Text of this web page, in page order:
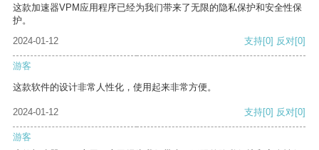
这款加速器VPM应用程序已经为我们带来了无限的隐私保护和安全性保
护。
2024-01-12
支持[0] 反对[0]
游客
这款软件的设计非常人性化，使用起来非常方便。
2024-01-12 支持[0] 反对[0]
游客